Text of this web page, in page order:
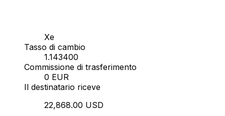
Xe
Tasso di cambio
1.143400
Commissione di trasferimento
0 EUR
Il destinatario riceve
22,868.00 USD